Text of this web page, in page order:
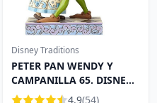
Disney Traditions
PETER PAN WENDY Y
CAMPANILLA 65. DISNEY
TRADITIONS4.9(54)